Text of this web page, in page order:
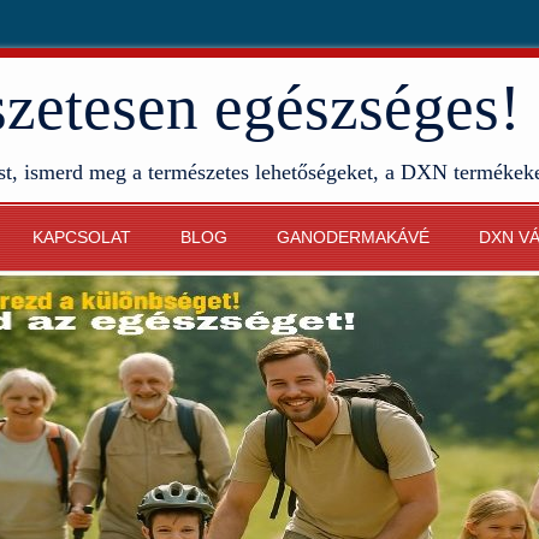
egészséges!
ismerd meg a természetes lehetőségeket, a DXN
KAPCSOLAT BLOG GANODERMAKÁVÉ DXN